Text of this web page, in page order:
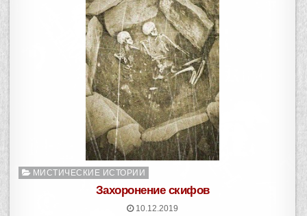
Опубликовано
МИСТИЧЕСКИЕ ИСТОРИИ
Захоронение скифов
10.12.2019